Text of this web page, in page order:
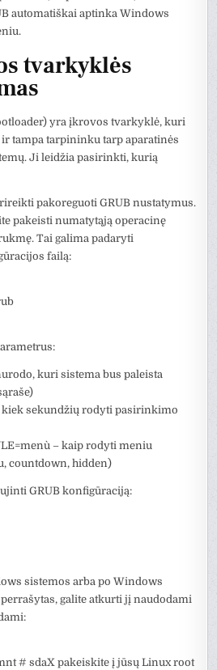
automatiškai aptinka Windows
tvarkyklės
yra įkrovos tvarkyklė, kuri
tampa tarpininku tarp aparatinės
Ji leidžia pasirinkti, kurią
pakoreguoti GRUB nustatymus.
pakeisti numatytąją operacinę
Tai galima padaryti
failą:
kuri sistema bus paleista
kiek sekundžių rodyti pasirinkimo
– kaip rodyti meniu
countdown, hidden)
GRUB konfigūraciją:
sistemos arba po Windows
galite atkurti jį naudodami
# sdaX pakeiskite į jūsų Linux root